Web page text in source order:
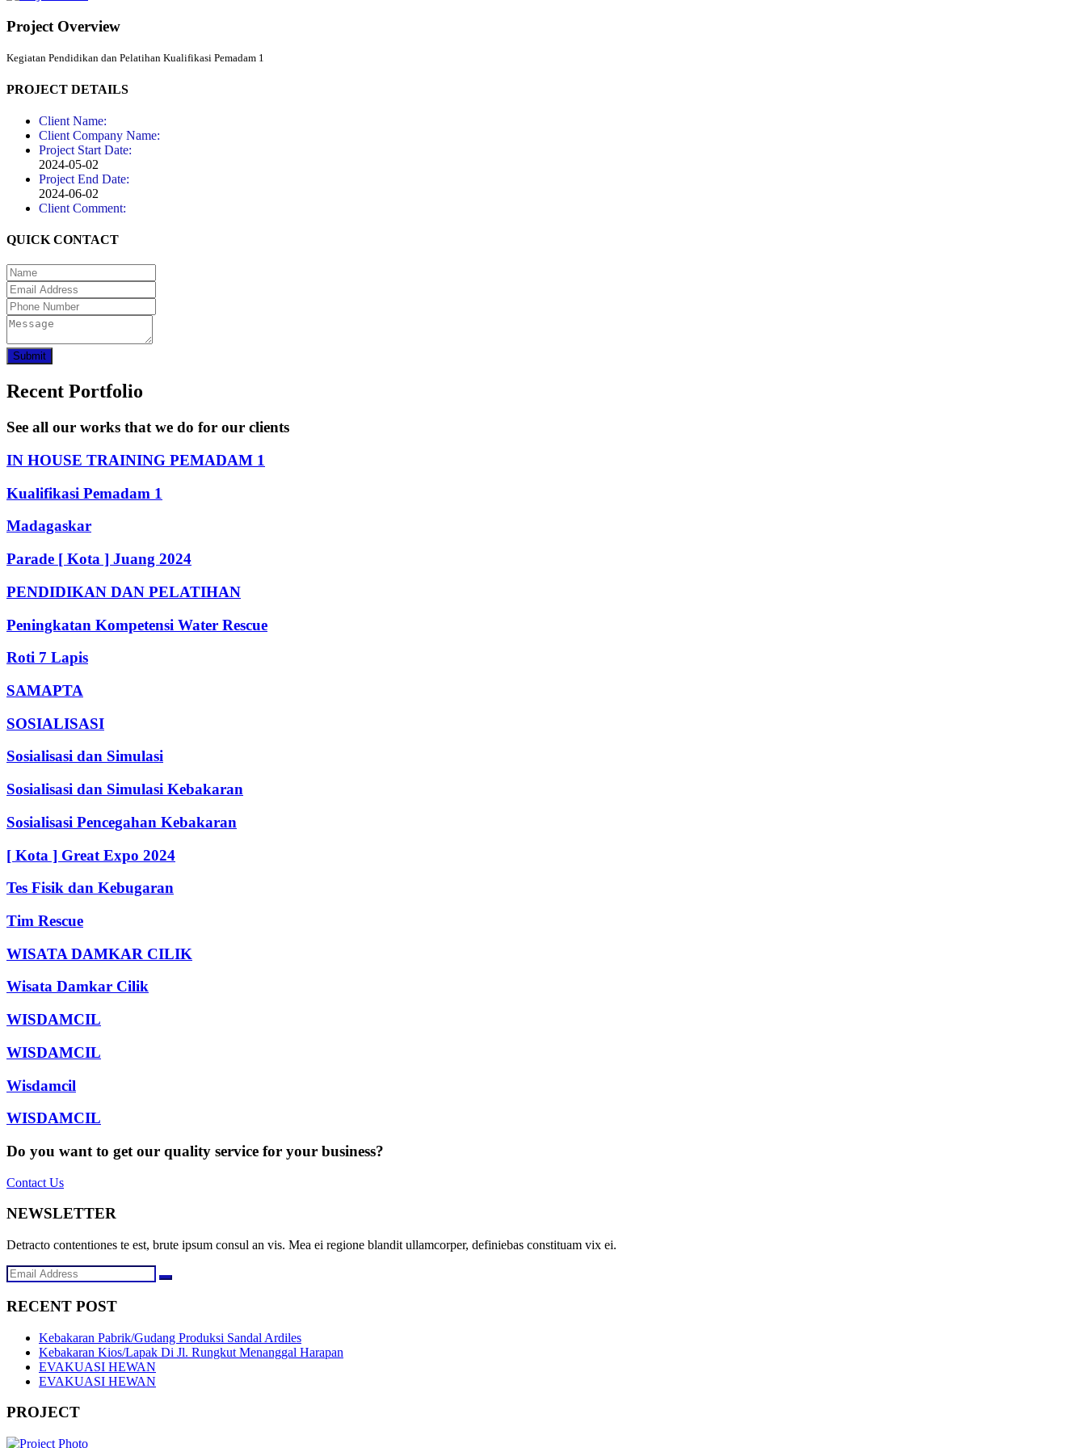
Project Overview
Kegiatan Pendidikan dan Pelatihan Kualifikasi Pemadam 1
PROJECT DETAILS
Client Name:
Client Company Name:
Project Start Date:
2024-05-02
Project End Date:
2024-06-02
Client Comment:
QUICK CONTACT
Submit
Recent Portfolio
See all our works that we do for our clients
IN HOUSE TRAINING PEMADAM 1
Kualifikasi Pemadam 1
Madagaskar
Parade [ Kota ] Juang 2024
PENDIDIKAN DAN PELATIHAN
Peningkatan Kompetensi Water Rescue
Roti 7 Lapis
SAMAPTA
SOSIALISASI
Sosialisasi dan Simulasi
Sosialisasi dan Simulasi Kebakaran
Sosialisasi Pencegahan Kebakaran
[ Kota ] Great Expo 2024
Tes Fisik dan Kebugaran
Tim Rescue
WISATA DAMKAR CILIK
Wisata Damkar Cilik
WISDAMCIL
WISDAMCIL
Wisdamcil
WISDAMCIL
Do you want to get our quality service for your business?
Contact Us
NEWSLETTER
Detracto contentiones te est, brute ipsum consul an vis. Mea ei regione blandit ullamcorper, definiebas constituam vix ei.
RECENT POST
Kebakaran Pabrik/Gudang Produksi Sandal Ardiles
Kebakaran Kios/Lapak Di Jl. Rungkut Menanggal Harapan
EVAKUASI HEWAN
EVAKUASI HEWAN
PROJECT